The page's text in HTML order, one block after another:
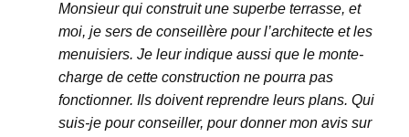
Monsieur qui construit une superbe terrasse, et
moi, je sers de conseillère pour l’architecte et les
menuisiers. Je leur indique aussi que le monte-
charge de cette construction ne pourra pas
fonctionner. Ils doivent reprendre leurs plans. Qui
suis-je pour conseiller, pour donner mon avis sur